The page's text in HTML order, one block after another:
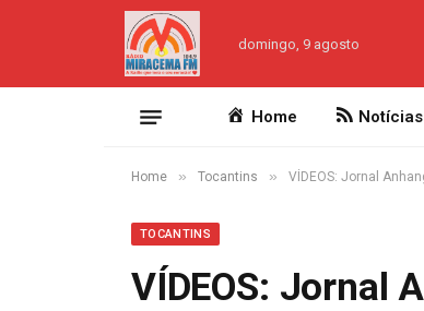
domingo, 9 agosto
Home Notícias
Home » Tocantins » VÍDEOS: Jornal
TOCANTINS
VÍDEOS: Jornal